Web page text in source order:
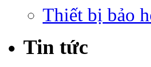
Thiết bị bảo
Tin tức